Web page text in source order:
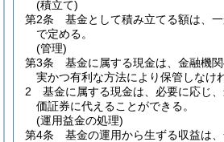
(積立て)
第2条
基金として積み立てる額は、
で定める。
(管理)
第3条
基金に属する現金は、金融機
実かつ有利な方法により保管しなけ
2
基金に属する現金は、必要に応じ
価証券に代えることができる。
(運用益金の処理)
第4条
基金の運用から生ずる収益は